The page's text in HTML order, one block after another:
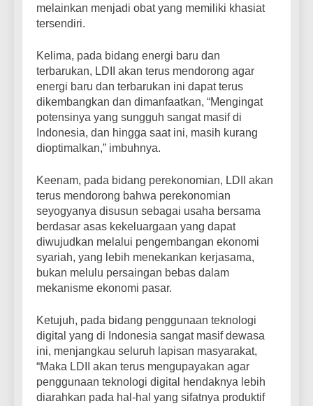
melainkan menjadi obat yang memiliki khasiat
tersendiri.
Kelima, pada bidang energi baru dan
terbarukan, LDII akan terus mendorong agar
energi baru dan terbarukan ini dapat terus
dikembangkan dan dimanfaatkan, “Mengingat
potensinya yang sungguh sangat masif di
Indonesia, dan hingga saat ini, masih kurang
dioptimalkan,” imbuhnya.
Keenam, pada bidang perekonomian, LDII akan
terus mendorong bahwa perekonomian
seyogyanya disusun sebagai usaha bersama
berdasar asas kekeluargaan yang dapat
diwujudkan melalui pengembangan ekonomi
syariah, yang lebih menekankan kerjasama,
bukan melulu persaingan bebas dalam
mekanisme ekonomi pasar.
Ketujuh, pada bidang penggunaan teknologi
digital yang di Indonesia sangat masif dewasa
ini, menjangkau seluruh lapisan masyarakat,
“Maka LDII akan terus mengupayakan agar
penggunaan teknologi digital hendaknya lebih
diarahkan pada hal-hal yang sifatnya produktif